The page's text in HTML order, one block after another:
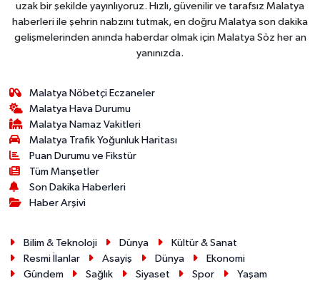
uzak bir şekilde yayınlıyoruz. Hızlı, güvenilir ve tarafsız Malatya
haberleri ile şehrin nabzını tutmak, en doğru Malatya son dakika
gelişmelerinden anında haberdar olmak için Malatya Söz her an
yanınızda.
Malatya Nöbetçi Eczaneler
Malatya Hava Durumu
Malatya Namaz Vakitleri
Malatya Trafik Yoğunluk Haritası
Puan Durumu ve Fikstür
Tüm Manşetler
Son Dakika Haberleri
Haber Arşivi
Bilim & Teknoloji Dünya
Kültür & Sanat
Resmi İlanlar
Asayiş Dünya
Ekonomi
Gündem
Sağlık Siyaset Spor Yaşam